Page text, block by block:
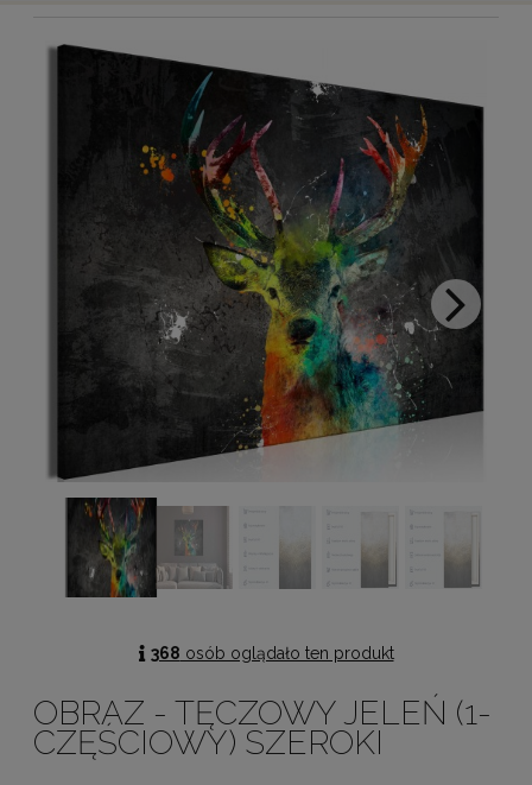
368 osób oglądało ten produkt
OBRAZ - TĘCZOWY JELEŃ (1-
CZĘŚCIOWY) SZEROKI